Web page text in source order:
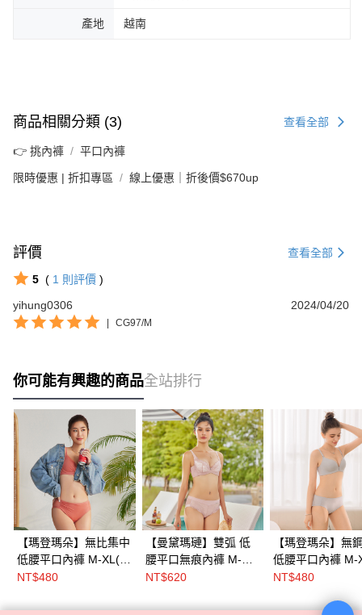
產地 越南
商品相關分類 (3) 查看全部
👉 挑內褲 平口內褲
限時優惠 | 折扣專區 線上優惠｜折後價$670up
評價 查看全部
5 ( 1 則評價 )
yihung0306
2024/04/20
CG97/M
你可能有興趣的商品全站排行
【瑪登瑪朵】無比集中
低腰平口內褲 M-XL(甜
豆綠/蜜磚粉/希臘藍)
NT$480
【曼黛瑪璉】雙弧 低
腰平口無痕內褲 M-
XL(盎然綠/迷濛粉/薄暮
NT$620
【瑪登瑪朵】無
低腰平口內褲 M-
緻灰/玫紅粉)
NT$480